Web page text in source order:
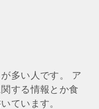
多い人です。 ア
する情報とか食
ています。